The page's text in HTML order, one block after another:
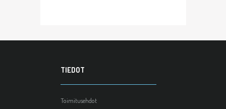
TIEDOT
Toimitusehdot